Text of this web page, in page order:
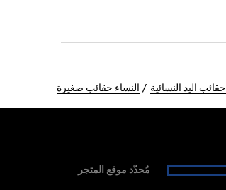
حقائب اليد النسائية النساء حقائب صغيرة
مُحدّد موقع المتجر